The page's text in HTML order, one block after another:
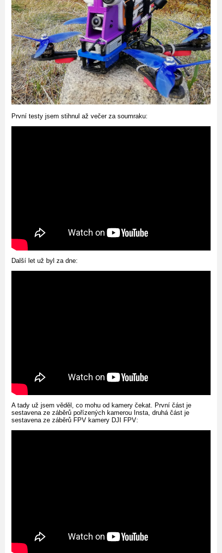
První testy jsem stihnul až večer za soumraku:
Další let už byl za dne:
A tady už jsem věděl, co mohu od kamery čekat. První část je
sestavena ze záběrů pořízených kamerou Insta, druhá část je
sestavena ze záběrů FPV kamery DJI FPV: